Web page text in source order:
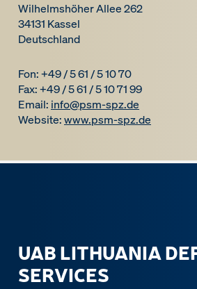
Wilhelmshöher Allee 262
34131 Kassel
Deutschland
Fon: +49 / 5 61 / 5 10 70
Fax: +49 / 5 61 / 5 10 71 99
Email: info@psm-spz.de
Website:www.psm-spz.de
UAB LITHUANIA
SERVICES